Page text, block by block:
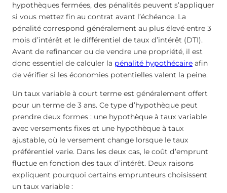
hypothèques fermées, des pénalités peuvent s’appliquer
si vous mettez fin au contrat avant l’échéance. La
pénalité correspond généralement au plus élevé entre 3
mois d’intérêt et le différentiel de taux d’intérêt (DTI).
Avant de refinancer ou de vendre une propriété, il est
donc essentiel de calculer la pénalité hypothécaire afin
de vérifier si les économies potentielles valent la peine.
Un taux variable à court terme est généralement offert
pour un terme de 3 ans. Ce type d’hypothèque peut
prendre deux formes : une hypothèque à taux variable
avec versements fixes et une hypothèque à taux
ajustable, où le versement change lorsque le taux
préférentiel varie. Dans les deux cas, le coût d’emprunt
fluctue en fonction des taux d’intérêt. Deux raisons
expliquent pourquoi certains emprunteurs choisissent
un taux variable :